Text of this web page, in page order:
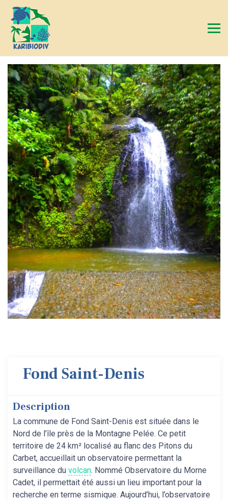
Fond Saint-Denis
Description
La commune de Fond Saint-Denis est située dans le
Nord de l’île près de la Montagne Pelée. Ce petit
territoire de 24 km² localisé au flanc des Pitons du
Carbet, accueillait un observatoire permettant la
surveillance du volcan. Nommé Observatoire du Morne
Cadet, il permettait été aussi un lieu important pour la
recherche en terme sismique. Aujourd’hui, l’observatoire